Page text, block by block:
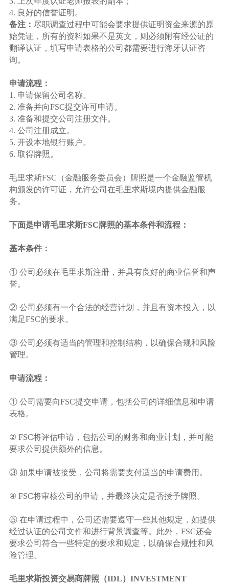
4. 良好的信誉证明。
备注： 尽职调查过程中可能会要求提供证明资金来源的原
始凭证，所有的资料如果不是英文，则必须附有经公证的
翻译认证，填写申请表格的公司都需要进行海牙认证咨
询。
申请流程：
1. 申请保留公司名称。
2. 准备并向FSC提交许可申请。
3. 准备和提交公司注册文件。
4. 公司注册成立。
5. 开设本地银行账户。
6. 取得牌照。
毛里求斯FSC（金融服务委员会）牌照是一个金融监管机
构颁发的许可证，允许公司在毛里求斯境内提供金融服
务。
下面是申请毛里求斯FSC牌照的基本条件和流程：
基本条件：
① 公司必须在毛里求斯注册，并具有良好的商业信誉和声
誉。
② 公司必须有一个合法的经营计划，并且有资本投入，以
满足FSC的要求。
③ 公司必须有适当的管理和控制结构，以确保合规和风险
管理。
申请流程：
① 公司需要向FSC提交申请，包括公司的详细信息和申请
表格。
② FSC将评估申请，包括公司的财务和商业计划，并可能
要求公司提供额外的信息。
③ 如果申请被接受，公司将需要支付适当的申请费用。
④ FSC将审核公司的申请，并最终决定是否授予牌照。
⑤ 在申请过程中，公司还需要遵守一些其他规定，如提供
经过认证的公司文件和进行背景调查等。此外，FSC还会
要求公司符合一些特定的要求和规定，以确保合规性和风
险管理。
毛里求斯投资交易商牌照（IDL）INVESTMENT